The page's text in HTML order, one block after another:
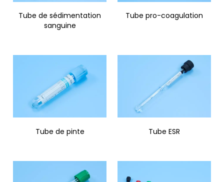
Tube de sédimentation
sanguine
Tube pro-coagulation
Tube de pinte Tube ESR